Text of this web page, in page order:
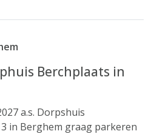
Berchplaats in
a.s. Dorpshuis
in Berghem graag parkeren